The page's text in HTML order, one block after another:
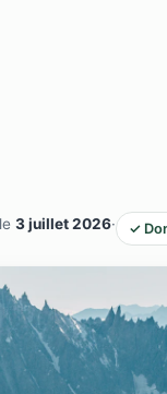
3 juillet 2026· ✓